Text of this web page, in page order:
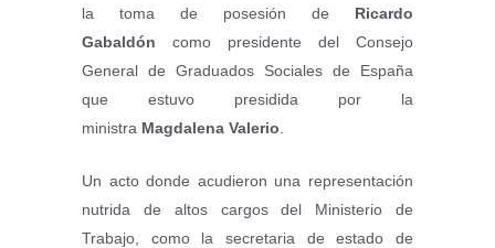
la toma de posesión de Ricardo
Gabaldón como presidente del Consejo
General de Graduados Sociales de España
que estuvo presidida por la
ministra Magdalena Valerio
Un acto donde acudieron una representación
nutrida de altos cargos del Ministerio de
Trabajo, como la secretaria de estado de